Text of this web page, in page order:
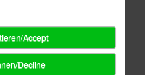
Accept
Decline